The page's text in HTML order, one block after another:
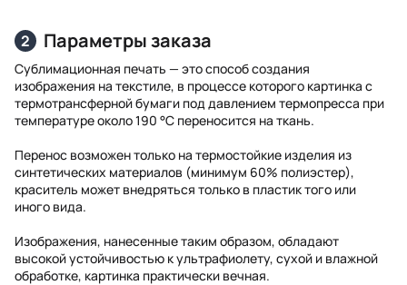
2 Параметры заказа
Сублимационная печать — это способ создания
изображения на текстиле, в процессе которого картинка с
термотрансферной бумаги под давлением термопресса при
температуре около 190 °C переносится на ткань.
Перенос возможен только на термостойкие изделия из
синтетических материалов (минимум 60% полиэстер),
краситель может внедряться только в пластик того или
иного вида.
Изображения, нанесенные таким образом, обладают
высокой устойчивостью к ультрафиолету, сухой и влажной
обработке, картинка практически вечная.